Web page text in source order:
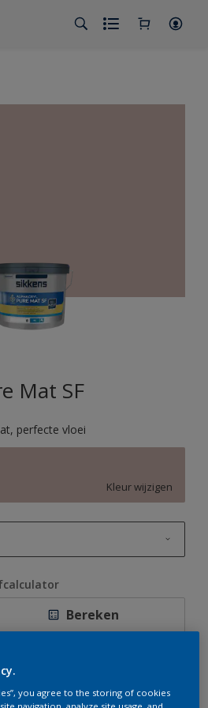
Mat SF
perfecte vloei
Kleur wijzigen
Bereken
mogelijk dit product online
in de gaten, we werken
you agree to the storing of cookies
navigation, analyze site usage, and